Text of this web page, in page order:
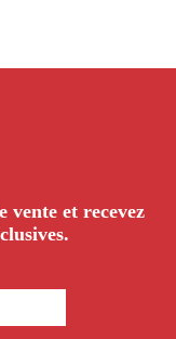
vente et recevez